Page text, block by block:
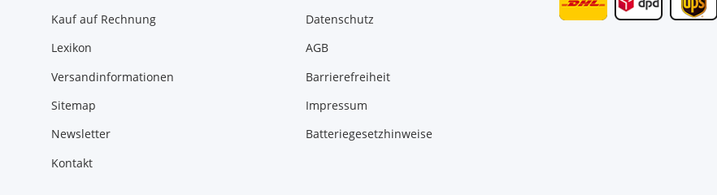
Kauf auf Rechnung
Lexikon
Versandinformationen
Sitemap
Newsletter
Kontakt
Datenschutz
AGB
Barrierefreiheit
Impressum
Batteriegesetzhinweise